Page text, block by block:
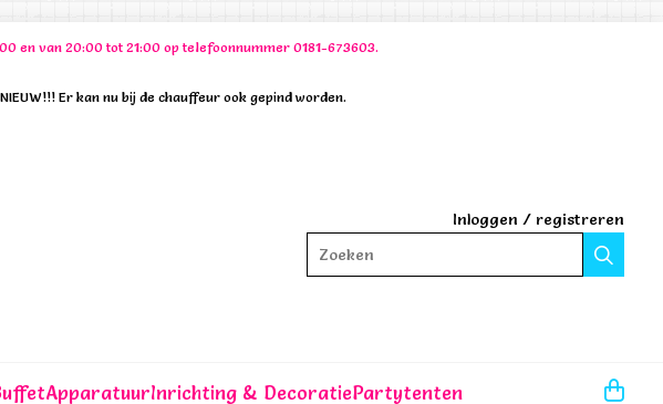
en van 20:00 tot 21:00 op telefoonnummer 0181-673603.
Er kan nu bij de chauffeur ook gepind worden.
Inloggen / registreren
Zoeken
ApparatuurInrichting & DecoratiePartytenten